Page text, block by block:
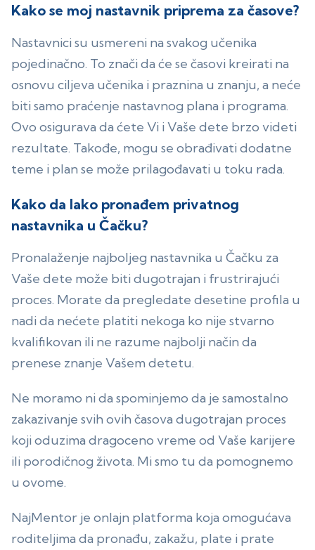
Kako se moj nastavnik priprema za časove?
Nastavnici su usmereni na svakog učenika
pojedinačno. To znači da će se časovi kreirati na
osnovu ciljeva učenika i praznina u znanju, a neće
biti samo praćenje nastavnog plana i programa.
Ovo osigurava da ćete Vi i Vaše dete brzo videti
rezultate. Takođe, mogu se obrađivati dodatne
teme i plan se može prilagođavati u toku rada.
Kako da lako pronađem privatnog
nastavnika u Čačku?
Pronalaženje najboljeg nastavnika u Čačku za
Vaše dete može biti dugotrajan i frustrirajući
proces. Morate da pregledate desetine profila u
nadi da nećete platiti nekoga ko nije stvarno
kvalifikovan ili ne razume najbolji način da
prenese znanje Vašem detetu.
Ne moramo ni da spominjemo da je samostalno
zakazivanje svih ovih časova dugotrajan proces
koji oduzima dragoceno vreme od Vaše karijere
ili porodičnog života. Mi smo tu da pomognemo
u ovome.
NajMentor je onlajn platforma koja omogućava
roditeljima da pronađu, zakažu, plate i prate